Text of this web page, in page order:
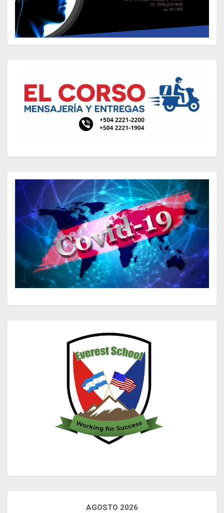
AGOSTO 2026